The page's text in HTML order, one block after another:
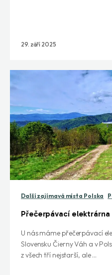
29. září 2025
Další zajímavá místa Polska
Přečerpávací elektrárna
U nás máme přečerpávací
Slovensku Čierny Váh a v
z všech tří nejstarší, ale ...